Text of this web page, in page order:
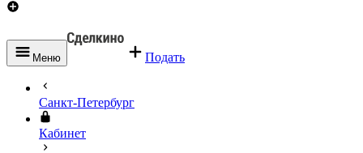
Меню Подать
Санкт-Петербург
Кабинет